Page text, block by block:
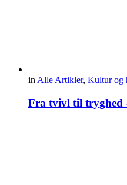
in Alle Artikler, Kultur og
Fra tvivl til tryghed